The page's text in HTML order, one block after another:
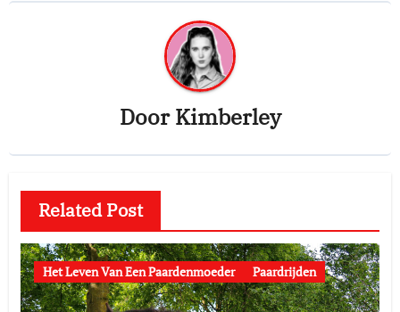
DoorKimberley
Related Post
Het Leven Van Een Paardenmoeder Paardrijden